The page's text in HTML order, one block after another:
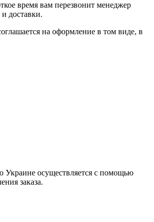
время вам перезвонит менеджер
доставки.
на оформление в том виде, в
Украине осуществляется с помощью
заказа.